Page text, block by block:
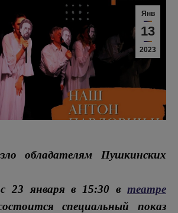
Янв
13
2023
обладателям Пушкинских
23 января в 15:30 в театре
специальный показ